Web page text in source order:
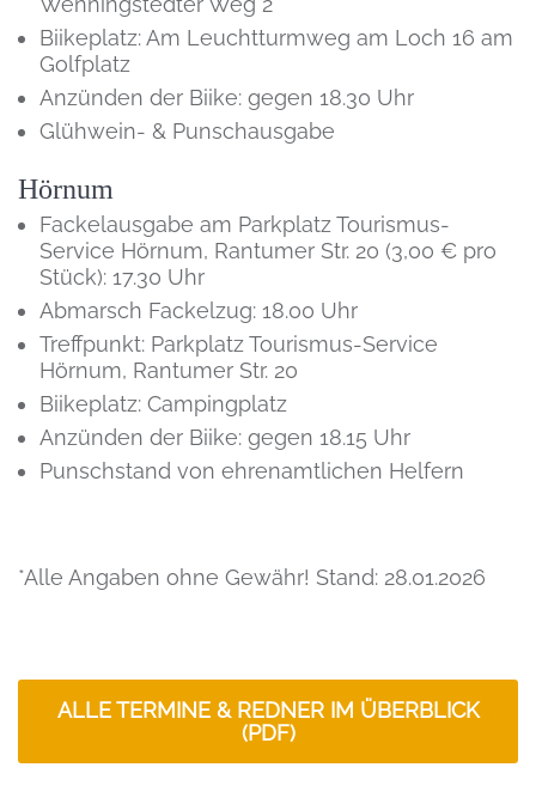
Biikeplatz: Am Leuchtturmweg am Loch 16 am
Golfplatz
Anzünden der Biike: gegen 18.30 Uhr
Glühwein- & Punschausgabe
Hörnum
Fackelausgabe am Parkplatz Tourismus-
Service Hörnum, Rantumer Str. 20 (3,00 € pro
Stück): 17.30 Uhr
Abmarsch Fackelzug: 18.00 Uhr
Treffpunkt: Parkplatz Tourismus-Service
Hörnum, Rantumer Str. 20
Biikeplatz: Campingplatz
Anzünden der Biike: gegen 18.15 Uhr
Punschstand von ehrenamtlichen Helfern
*Alle Angaben ohne Gewähr! Stand: 28.01.2026
ALLE TERMINE & REDNER IM ÜBERBLICK
(PDF)